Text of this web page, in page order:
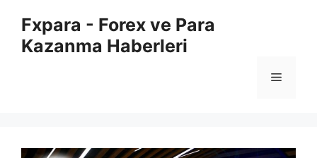
Fxpara - Forex ve Para
Kazanma Haberleri
Menü